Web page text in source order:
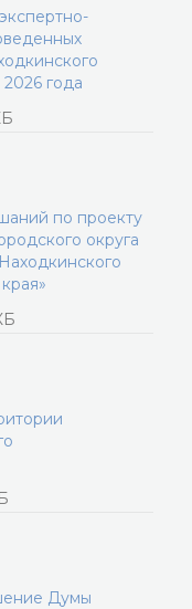
года
по проекту
округа
Думы